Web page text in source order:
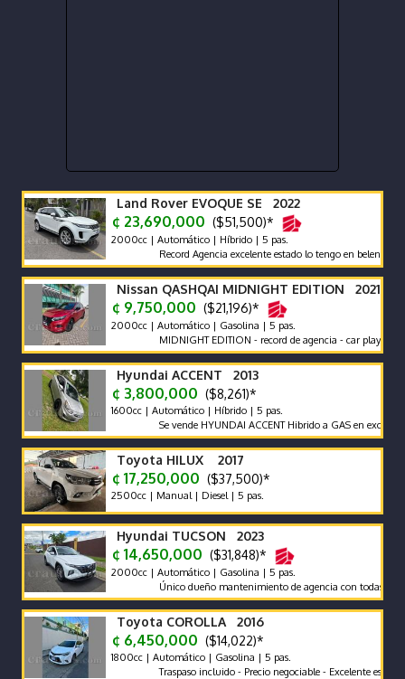
Land Rover EVOQUE SE 2022
¢ 23,690,000 ($51,500)*
2000cc | Automático | Híbrido | 5 pas.
Record Agencia excelente estado lo tengo en belen heredia
Nissan QASHQAI MIDNIGHT EDITION 2021
¢ 9,750,000 ($21,196)*
2000cc | Automático | Gasolina | 5 pas.
MIDNIGHT EDITION - record de agencia - car play - poco km
Hyundai ACCENT 2013
¢ 3,800,000 ($8,261)*
1600cc | Automático | Híbrido | 5 pas.
Se vende HYUNDAI ACCENT Hibrido a GAS en excelente
Toyota HILUX 2017
¢ 17,250,000 ($37,500)*
2500cc | Manual | Diesel | 5 pas.
Hyundai TUCSON 2023
¢ 14,650,000 ($31,848)*
2000cc | Automático | Gasolina | 5 pas.
Único dueño mantenimiento de agencia con todas las
Toyota COROLLA 2016
¢ 6,450,000 ($14,022)*
1800cc | Automático | Gasolina | 5 pas.
Traspaso incluido - Precio negociable - Excelente estado